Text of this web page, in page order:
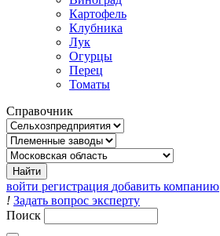
Картофель
Клубника
Лук
Огурцы
Перец
Томаты
Справочник
войти регистрация добавить компанию
! Задать вопрос эксперту
Поиск